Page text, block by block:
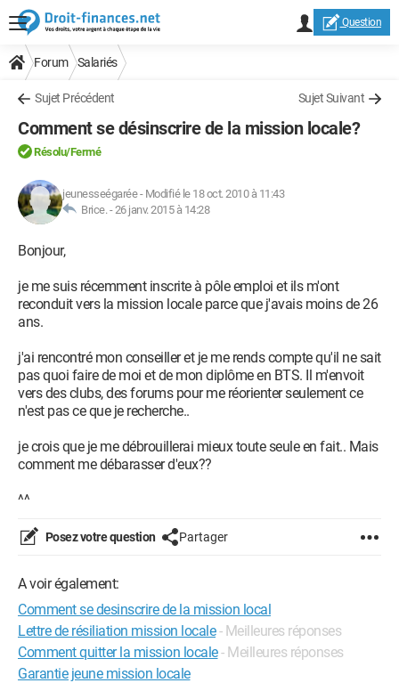
Question
Forum Salariés
Sujet Précédent Sujet Suivant
Comment se désinscrire de la mission locale?
Résolu/Fermé
jeunesseégarée- Modifié le 18 oct. 2010 à 11:43
Brice. -26 janv. 2015 à 14:28
Bonjour,
je me suis récemment inscrite à pôle emploi et ils m'ont
reconduit vers la mission locale parce que j'avais moins de 26
ans.
j'ai rencontré mon conseiller et je me rends compte qu'il ne sait
pas quoi faire de moi et de mon diplôme en BTS. Il m'envoit
vers des clubs, des forums pour me réorienter seulement ce
n'est pas ce que je recherche..
je crois que je me débrouillerai mieux toute seule en fait.. Mais
comment me débarasser d'eux??
^^
Posez votre question Partager
A voir également:
Comment se desinscrire de la mission local
Lettre de résiliation mission locale - Meilleures réponses
Comment quitter la mission locale- Meilleures réponses
Garantie jeune mission locale